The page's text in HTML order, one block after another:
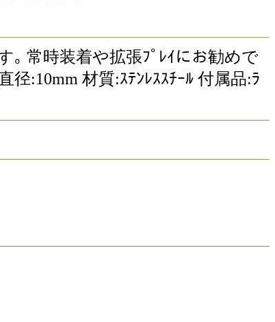
｡ 常時装着や拡張ﾌﾟﾚｲにお勧めで
:10mm 材質:ｽﾃﾝﾚｽｽﾁｰﾙ 付属品:ﾗ